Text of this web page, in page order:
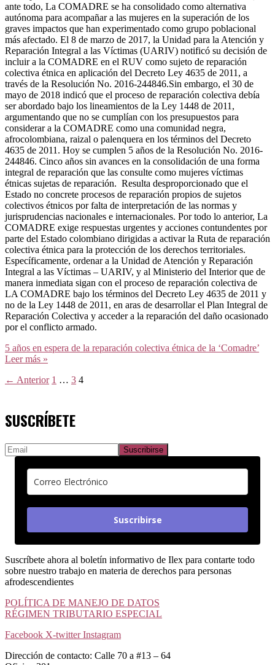
ante todo, La COMADRE se ha consolidado como alternativa
autónoma para acompañar a las mujeres en la superación de los
graves impactos que han experimentado como grupo poblacional
más afectado. El 8 de marzo de 2017, la Unidad para la Atención y
Reparación Integral a las Víctimas (UARIV) notificó su decisión de
incluir a la COMADRE en el RUV como sujeto de reparación
colectiva étnica en aplicación del Decreto Ley 4635 de 2011, a
través de la Resolución No. 2016-244846.Sin embargo, el 30 de
mayo de 2018 indicó que el proceso de reparación colectiva debía
ser abordado bajo los lineamientos de la Ley 1448 de 2011,
argumentando que no se cumplían con los presupuestos para
considerar a la COMADRE como una comunidad negra,
afrocolombiana, raizal o palenquera en los términos del Decreto
4635 de 2011. Hoy se cumplen 5 años de la Resolución No. 2016-
244846. Cinco años sin avances en la consolidación de una forma
integral de reparación que las consulte como mujeres víctimas
étnicas sujetas de reparación. Resulta desproporcionado que el
Estado no concrete procesos de reparación propios de sujetos
colectivos étnicos por falta de interpretación de las normas y
jurisprudencias nacionales e internacionales. Por todo lo anterior, La
COMADRE exige respuestas urgentes y acciones contundentes por
parte del Estado colombiano dirigidas a activar la Ruta de reparación
colectiva étnica para la protección de los derechos territoriales.
Específicamente, ordenar a la Unidad de Atención y Reparación
Integral a las Víctimas – UARIV, y al Ministerio del Interior que de
manera inmediata sigan con el proceso de reparación colectiva de
LA COMADRE bajo los términos del Decreto Ley 4635 de 2011 y
no de la Ley 1448 de 2011, en aras de desarrollar el Plan Integral de
Reparación Colectiva y acceder a la reparación del daño ocasionado
por el conflicto armado.
5 años en espera de la reparación colectiva étnica de la ‘Comadre’
Leer más »
← Anterior 1 … 3 4
SUSCRÍBETE
Suscribirse
Suscríbete ahora al boletín informativo de Ilex para contarte todo
sobre nuestro trabajo en materia de derechos para personas
afrodescendientes
POLÍTICA DE MANEJO DE DATOS
RÉGIMEN TRIBUTARIO ESPECIAL
Facebook X-twitter Instagram
Dirección de contacto: Calle 70 a #13 – 64